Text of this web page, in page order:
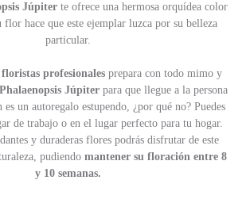
Júpiter te ofrece una hermosa orquídea color
hace que este ejemplar luzca por su belleza
particular.
profesionales prepara con todo mimo y
Júpiter para que llegue a la persona
es un autoregalo estupendo, ¿por qué no? Puedes
de trabajo o en el lugar perfecto para tu hogar.
y duraderas flores podrás disfrutar de este
pudiendo mantener su floración entre 8
y 10 semanas.